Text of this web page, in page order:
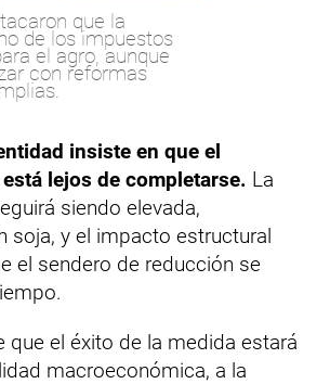
que la
de los impuestos
el agro, aunque
con reformas
insiste en que el
lejos de completarse. La
siendo elevada,
soja, y el impacto estructural
el sendero de reducción se
que el éxito de la medida estará
macroeconómica, a la